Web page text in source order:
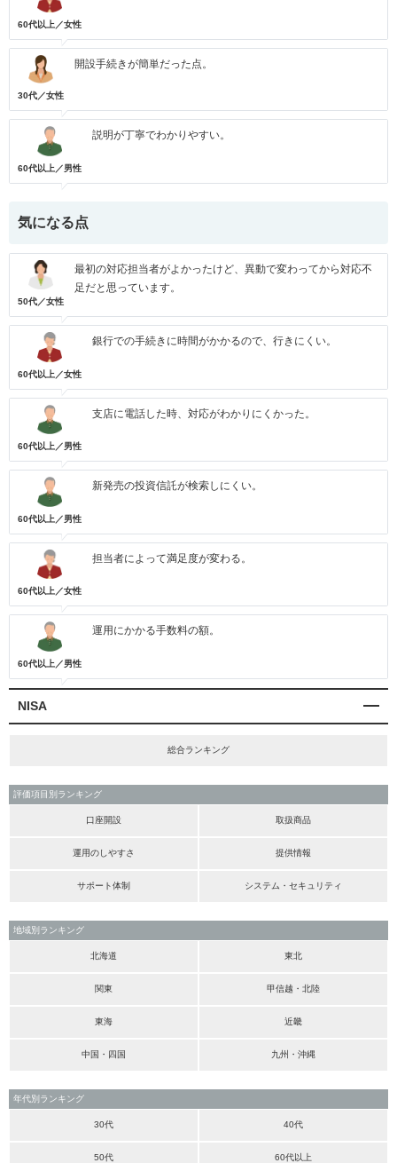
60代以上／女性
30代／女性
開設手続きが簡単だった点。
60代以上／男性
説明が丁寧でわかりやすい。
気になる点
50代／女性
最初の対応担当者がよかったけど、異動で変わってから対応不
足だと思っています。
60代以上／女性
銀行での手続きに時間がかかるので、行きにくい。
60代以上／男性
支店に電話した時、対応がわかりにくかった。
60代以上／男性
新発売の投資信託が検索しにくい。
60代以上／女性
担当者によって満足度が変わる。
60代以上／男性
運用にかかる手数料の額。
NISA
総合ランキング
評価項目別ランキング
口座開設 取扱商品
運用のしやすさ 提供情報
サポート体制 システム・セキュリティ
地域別ランキング
北海道 東北
関東 甲信越・北陸
東海 近畿
中国・四国 九州・沖縄
年代別ランキング
30代 40代
50代 60代以上